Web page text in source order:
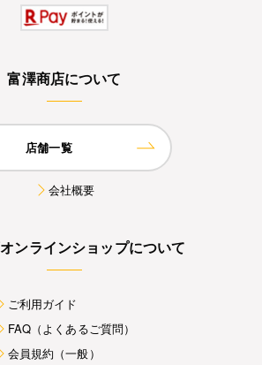
富澤商店について
店舗一覧
会社概要
ンラインショップについて
ご利用ガイド
FAQ（よくあるご質問）
会員規約（一般）